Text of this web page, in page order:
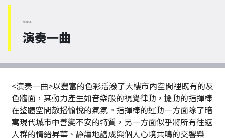
南港區
演奏一曲
<演奏一曲>以豐富的色彩活潑了大樓市內空間裡既有的灰
色牆面，其動力產生如音樂般的視覺律動，擺動的指揮棒
在整體空間散播愉悅的氣氛。指揮棒的運動一方面除了暗
寓現代城市中善變不安的特質，另一方面似乎將所有往返
人群的情緒昇華、静謚地譜成與個人心境共鳴的交響樂